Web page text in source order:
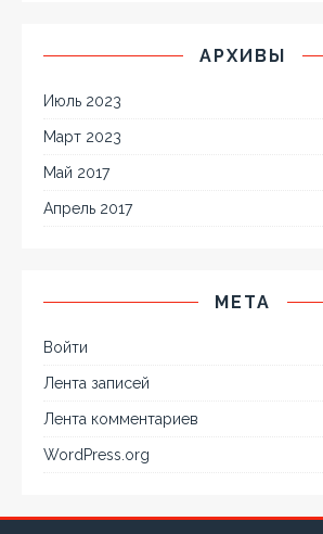
АРХИВЫ
Июль 2023
Март 2023
Май 2017
Апрель 2017
МЕТА
Войти
Лента записей
Лента комментариев
WordPress.org